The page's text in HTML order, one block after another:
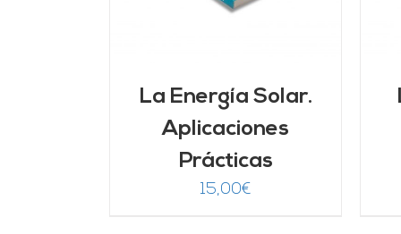
La Energía Solar.
Aplicaciones
Prácticas
15,00€